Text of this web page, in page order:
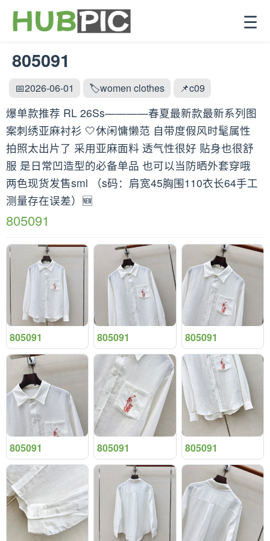
☰
805091
📅2026-06-01 🏷️women clothes 📌c09
爆单款推荐 RL 26Ss————春夏最新款最新系列图
案刺绣亚麻衬衫 🤍休闲慵懒范 自带度假风时髦属性
拍照太出片了 采用亚麻面料 透气性很好 贴身也很舒
服 是日常凹造型的必备单品 也可以当防晒外套穿哦
两色现货发售sml （s码：肩宽45胸围110衣长64手工
测量存在误差）🆕
805091
805091 805091 805091
805091 805091 805091